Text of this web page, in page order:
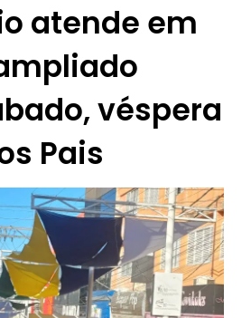
atende em
véspera
Pais